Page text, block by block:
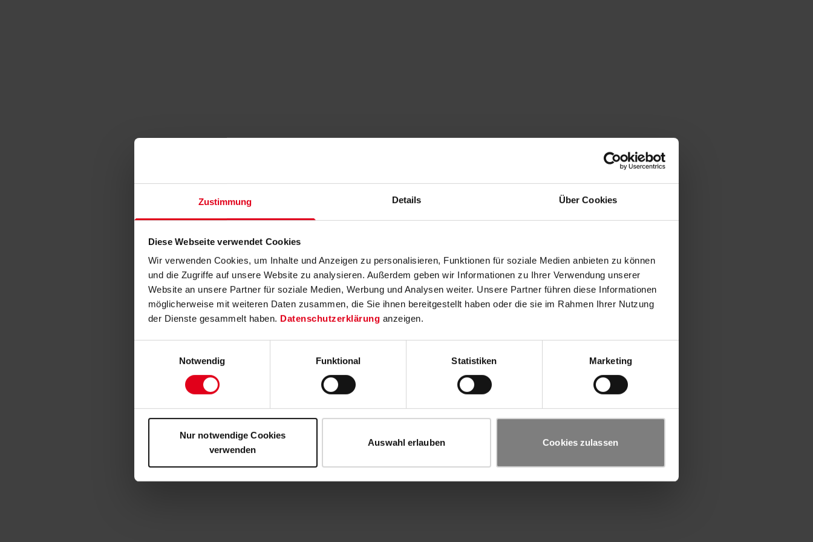
Zustimmung Details Über Cookies
Diese Webseite verwendet Cookies
Wir verwenden Cookies, um Inhalte und Anzeigen zu personalisieren, Funktionen für soziale Medien anbieten zu können
und die Zugriffe auf unsere Website zu analysieren. Außerdem geben wir Informationen zu Ihrer Verwendung unserer
Website an unsere Partner für soziale Medien, Werbung und Analysen weiter. Unsere Partner führen diese Informationen
möglicherweise mit weiteren Daten zusammen, die Sie ihnen bereitgestellt haben oder die sie im Rahmen Ihrer Nutzung
der Dienste gesammelt haben. Datenschutzerklärung anzeigen.
Notwendig
Funktional Statistiken Marketing
Nur notwendige Cookies
verwenden
Auswahl erlauben Cookies zulassen